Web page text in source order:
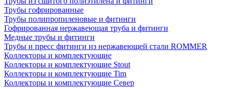
Трубы гофрированные
Трубы полипропиленовые и фитинги
Гофрированная нержавеющая труба и фитинги
Медные трубы и фитинги
Трубы и пресс фитинги из нержавеющей стали ROMMER
Коллекторы и комплектующие
Коллекторы и комплектующие Stout
Коллекторы и комплектующие Tim
Коллекторы и комплектующие Север